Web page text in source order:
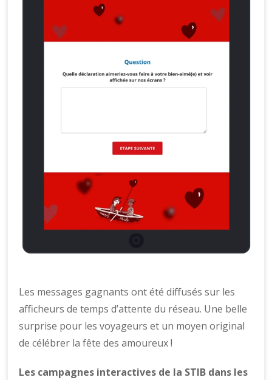
Les messages gagnants ont été diffusés sur les
afficheurs de temps d’attente du réseau. Une belle
surprise pour les voyageurs et un moyen original
de célébrer la fête des amoureux !
Les campagnes interactives de la STIB dans les